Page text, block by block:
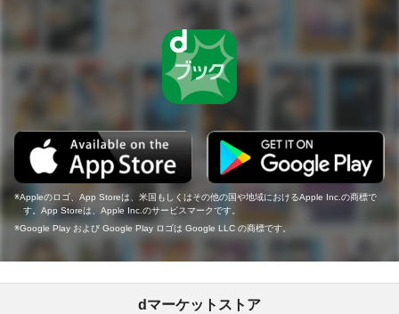
Appleのロゴ、App Storeは、米国もしくはその他の国や地域におけるApple Inc.の商標で
す。App Storeは、Apple Inc.のサービスマークです。
Google Play および Google Play ロゴは Google LLC の商標です。
dマーケットストア